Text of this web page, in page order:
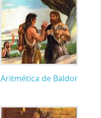
Aritmética de Baldor